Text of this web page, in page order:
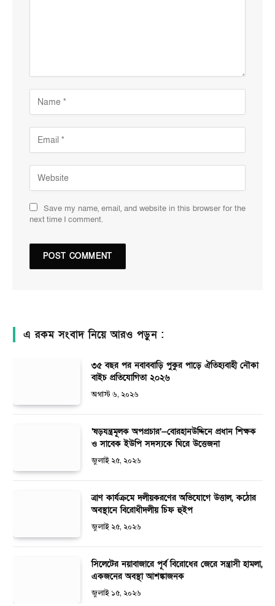
Save my name, email, and website in this browser for the
next time I comment.
এ রকম সংবাদ নিয়ে আরও পড়ুন :
৩৫ বছর পর নবাববাড়ি পুকুর পাড়ে ঐতিহ্যবাহী নৌকা
বাইচ প্রতিযোগিতা ২০২৬
অগাস্ট ৬, ২০২৬
‘ষড়যন্ত্রমূলক অপপ্রচার’—বোরহানউদ্দিনে প্রধান শিক্ষক
ও সাবেক ইউপি সদস্যকে ঘিরে উত্তেজনা
জুলাই ২৫, ২০২৬
ত্রাণ কার্যক্রমে দলীয়করণের অভিযোগে উত্তাল, কঠোর
অবস্থানে বিরোধীদলীয় চিফ হুইপ
জুলাই ২৫, ২০২৬
সিলেটের নয়াবাজারে পূর্ব বিরোধের জেরে সন্ত্রাসী হামলা,
একজনের অবস্থা আশঙ্কাজনক
জুলাই ১৫, ২০২৬